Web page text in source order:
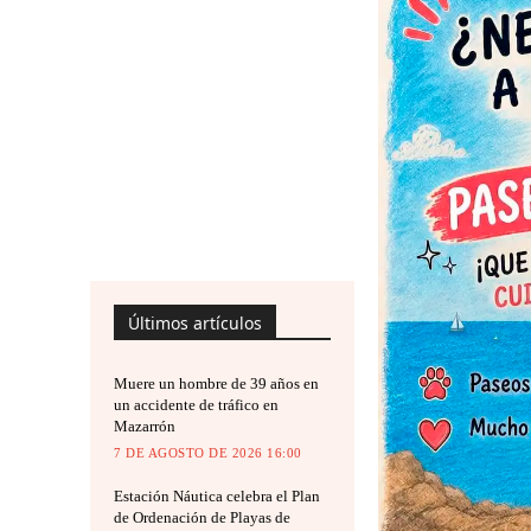
Últimos artículos
Muere un hombre de 39 años en
un accidente de tráfico en
Mazarrón
7 DE AGOSTO DE 2026 16:00
Estación Náutica celebra el Plan
de Ordenación de Playas de